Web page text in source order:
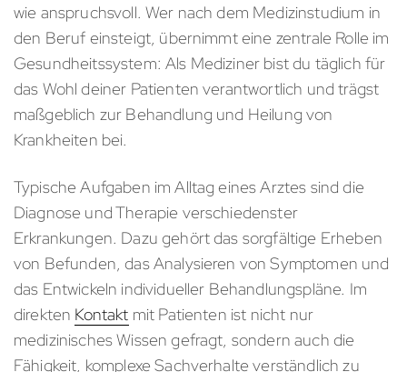
wie anspruchsvoll. Wer nach dem Medizinstudium in
den Beruf einsteigt, übernimmt eine zentrale Rolle im
Gesundheitssystem: Als Mediziner bist du täglich für
das Wohl deiner Patienten verantwortlich und trägst
maßgeblich zur Behandlung und Heilung von
Krankheiten bei.
Typische Aufgaben im Alltag eines Arztes sind die
Diagnose und Therapie verschiedenster
Erkrankungen. Dazu gehört das sorgfältige Erheben
von Befunden, das Analysieren von Symptomen und
das Entwickeln individueller Behandlungspläne. Im
direkten Kontakt mit Patienten ist nicht nur
medizinisches Wissen gefragt, sondern auch die
Fähigkeit, komplexe Sachverhalte verständlich zu